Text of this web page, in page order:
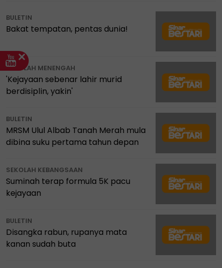
BULETIN
Bakat tempatan, pentas dunia!
SEKOLAH MENENGAH
'Kejayaan sebenar lahir murid
berdisiplin, yakin'
BULETIN
MRSM Ulul Albab Tanah Merah mula
dibina suku pertama tahun depan
SEKOLAH KEBANGSAAN
Suminah terap formula 5K pacu
kejayaan
BULETIN
Disangka rabun, rupanya mata
kanan sudah buta